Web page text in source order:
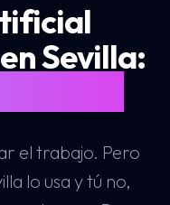
Sevilla:
el trabajo. Pero
lo usa y tú no,